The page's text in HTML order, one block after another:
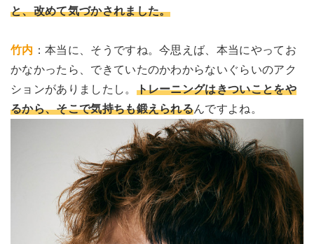
と、改めて気づかされました。
竹内 ：本当に、そうですね。今思えば、本当にやってお
かなかったら、できていたのかわからないぐらいのアク
ションがありましたし。 トレーニングはきついことをや
るから、そこで気持ちも鍛えられるんですよね。